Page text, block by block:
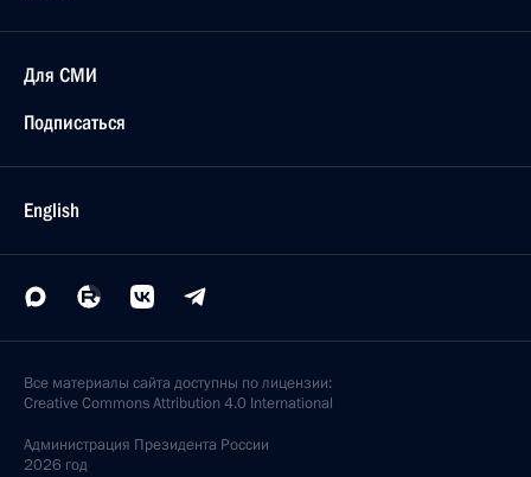
Для СМИ
Подписаться
English
Все материалы сайта доступны по лицензии:
Creative Commons Attribution 4.0 International
Администрация Президента России
2026 год